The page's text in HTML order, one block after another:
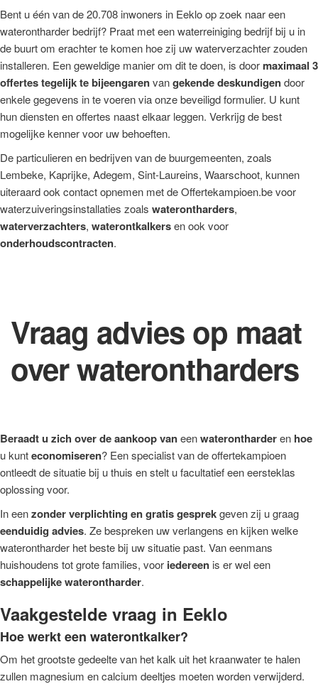
Bent u één van de 20.708 inwoners in Eeklo op zoek naar een
waterontharder bedrijf? Praat met een waterreiniging bedrijf bij u in
de buurt om erachter te komen hoe zij uw waterverzachter zouden
installeren. Een geweldige manier om dit te doen, is door maximaal 3
offertes tegelijk te bijeengarenvangekende deskundigendoor
enkele gegevens in te voeren via onze beveiligd formulier. U kunt
hun diensten en offertes naast elkaar leggen. Verkrijg de best
mogelijke kenner voor uw behoeften.
De particulieren en bedrijven van de buurgemeenten, zoals
Lembeke, Kaprijke, Adegem, Sint-Laureins, Waarschoot, kunnen
uiteraard ook contact opnemen met de Offertekampioen.be voor
waterzuiveringsinstallaties zoals waterontharders,
waterverzachters, waterontkalkersen ook voor
onderhoudscontracten.
Vraag advies op maat
over waterontharders
Beraadt u zich over de aankoop vaneenwaterontharderen hoe
u kunteconomiseren? Een specialist van de offertekampioen
ontleedt de situatie bij u thuis en stelt u facultatief een eersteklas
oplossing voor.
In eenzonder verplichting en gratis gesprekgeven zij u graag
eenduidig advies. Ze bespreken uw verlangens en kijken welke
waterontharder het beste bij uw situatie past. Van eenmans
huishoudens tot grote families, voor iedereen is er wel een
schappelijke waterontharder.
Vaakgestelde vraag in Eeklo
Hoe werkt een waterontkalker?
Om het grootste gedeelte van het kalk uit het kraanwater te halen
zullen magnesium en calcium deeltjes moeten worden verwijderd.